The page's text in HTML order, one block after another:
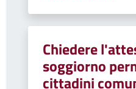
Chiedere
soggiorno
cittadini